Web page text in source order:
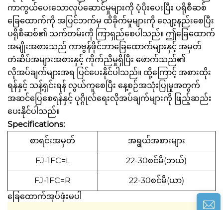
ကာကွယ်ပေးသောလုပ်ဆောင်မှုများကို ပံ့ပိုးပေးပြီး ပရိုစီဆစ်
ခြေထောက်ကို အပြင်ဘက်မှ ထိခိုက်မှုများကို လျော့နည်းစေပြီး
ပရိုစီဆစ်၏ သက်တမ်းကို ကြာရှည်စေပါသည်။ ဤခြေထောက်
အမျိုးအစားသည် ကာဗွန်ဖိုင်ဘာခြေထောက်များနှင့် အမှတ်
တံဆိပ်အများအစားနှင့် ကိုက်ညီမှုရှိပြီး ဖောက်သည်၏
လိုအပ်ချက်များအရ ပြင်ပေးနိုင်ပါသည်။ ထို့ကြောင့် အစားထိုး
ရန်နှင့် သန့်ရှင်းရန် လွယ်ကူစေပြီး နေ့စဉ်အသုံးပြုမှုအတွက်
အဆင်ပြေစေရန်နှင့် ပုဂ္ဂိုလ်ရေးလိုအပ်ချက်များကို ဖြည့်ဆည်း
ပေးနိုင်ပါသည်။
Specifications:
စာရင်းအမှတ်
အရွယ်အစားများ
FJ-1FC=L 22-30စင်မီ(ဘယ်)
FJ-1FC=R
22-30စင်မီ(ယာ)
ခြေထောက်အုပ်ဖုံးမပါ